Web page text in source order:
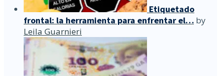
Etiquetado
frontal: la herramienta para enfrentar el… by
Leila Guarnieri